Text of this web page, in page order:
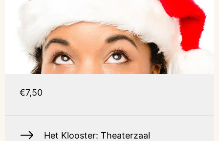
€7,50
Het Klooster: Theaterzaal